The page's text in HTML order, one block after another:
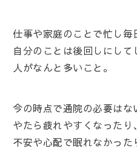
仕事や家庭のことで忙し毎
自分のことは後回しにして
人がなんと多いこと。
今の時点で通院の必要はな
やたら疲れやすくなったり、
不安や心配で眠れなかった